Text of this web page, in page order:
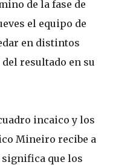
de la fase de
el equipo de
en distintos
resultado en su
incaico y los
Mineiro recibe a
significa que los